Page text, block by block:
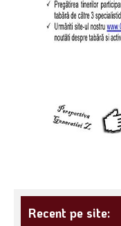
Recent pe site: